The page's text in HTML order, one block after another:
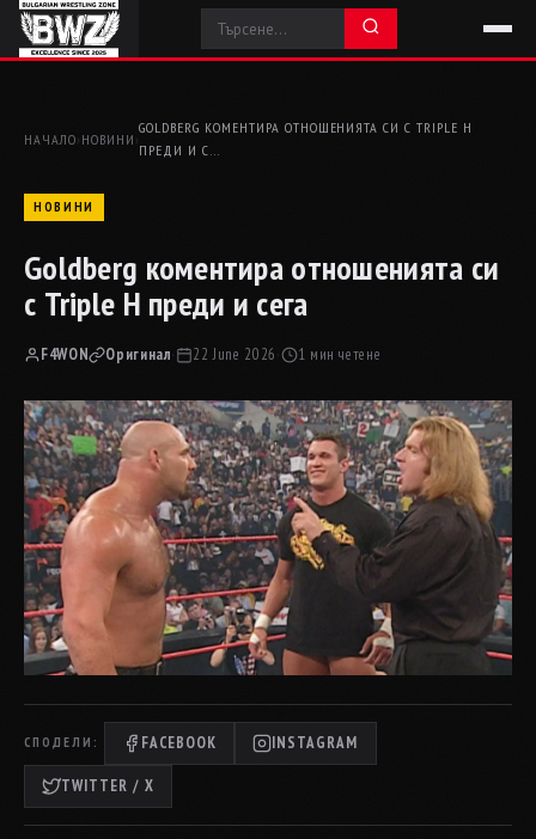
НАЧАЛО› НОВИНИ ›
GOLDBERG КОМЕНТИРА ОТНОШЕНИЯТА СИ С TRIPLE H
ПРЕДИ И С…
НОВИНИ
Goldberg коментира отношенията си
с Triple H преди и сега
F4WON Оригинал· 22 June 2026· 1 мин четене
СПОДЕЛИ: FACEBOOK INSTAGRAM
TWITTER / X